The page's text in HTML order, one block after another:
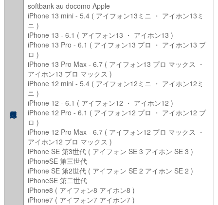
softbank au docomo Apple
iPhone 13 mini - 5.4 ( アイフォン13ミニ ・ アイホン13ミ
ニ )
iPhone 13 - 6.1 ( アイフォン13 ・ アイホン13 )
iPhone 13 Pro - 6.1 ( アイフォン13 プロ ・ アイホン13 プ
ロ )
iPhone 13 Pro Max - 6.7 ( アイフォン13 プロ マックス ・
アイホン13 プロ マックス )
iPhone 12 mini - 5.4 ( アイフォン12ミニ ・ アイホン12ミ
ニ )
iPhone 12 - 6.1 ( アイフォン12 ・ アイホン12 )
iPhone 12 Pro - 6.1 ( アイフォン12 プロ ・ アイホン12 プ
ロ )
iPhone 12 Pro Max - 6.7 ( アイフォン12 プロ マックス ・
アイホン12 プロ マックス )
iPhone SE 第3世代 ( アイフォン SE 3 アイホン SE 3 )
iPhoneSE 第三世代
iPhone SE 第2世代 ( アイフォン SE 2 アイホン SE 2 )
iPhoneSE 第二世代
iPhone8 ( アイフォン8 アイホン8 )
iPhone7 ( アイフォン7 アイホン7 )